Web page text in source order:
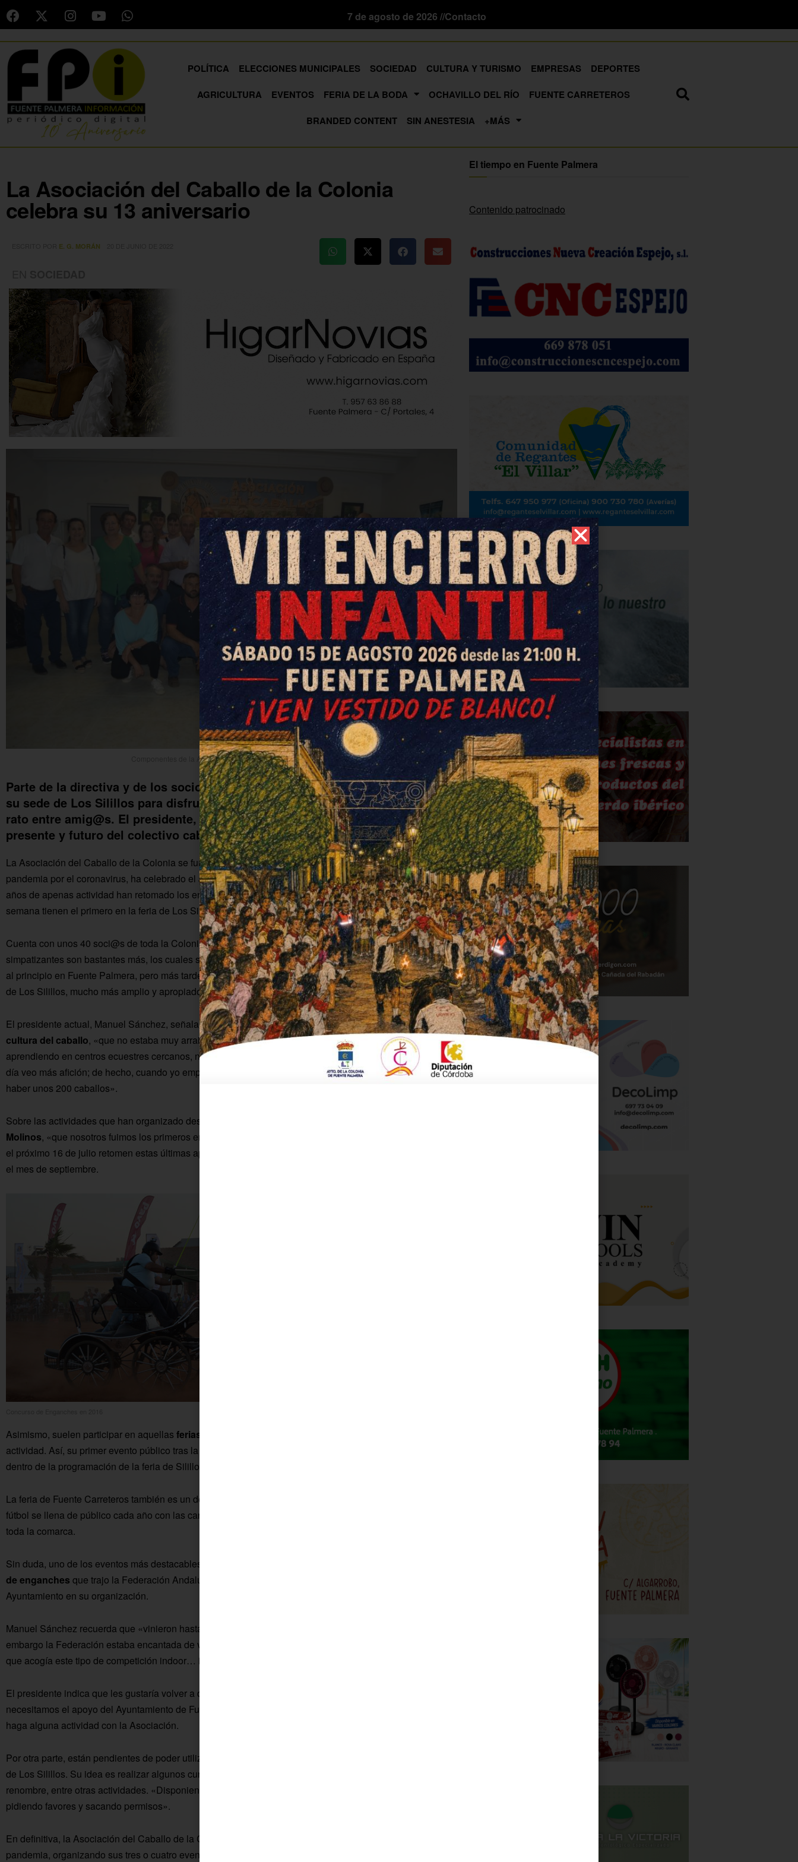
7 de agosto de 2026 //Contacto
POLÍTICA ELECCIONES MUNICIPALES SOCIEDAD CULTURA Y TURISMO EMPRESAS
DEPORTES
AGRICULTURA
EVENTOS FERIA DE LA BODA OCHAVILLO DEL RÍO
FUENTE CARRETEROS
BRANDED CONTENT
SIN ANESTESIA +MÁS
La Asociación del Caballo de la Colonia
celebra su 13 aniversario
E. G. MORÁN
Componentes de la Asociación del Caballo, durante el evento
Parte de la directiva y de los socios y socias se reunieron el pasado sábado en
su sede de Los Silillos para disfrutar de unos aperitivos y compartir un buen
rato entre amig@s. El presidente, Manuel Sánchez, nos habló del pasado,
presente y futuro del colectivo caballista.
La Asociación del Caballo de la Colonia se fundó en 2009 y cada año, a excepción del período de
pandemia por el coronavirus, ha celebrado el aniversario con una comida o perol para l@s socios. Tras dos
años de apenas actividad han retomado los encuentros y asambleas. Y en cuanto a los eventos, este fin de
semana tienen el primero en la feria de Los Silillos.
Cuenta con unos 40 soci@s de toda la Colonia y una directiva formada por nueve miembros, aunque los
simpatizantes son bastantes más, los cuales suelen participar también en las actividades. La sede se ubicó
al principio en Fuente Palmera, pero más tarde consiguieron un espacio en el Centro Cívico José Chamizo
de Los Silillos, mucho más amplio y apropiado para sus necesidades.
El presidente actual, Manuel Sánchez, señala que el objetivo desde el primer momento fuefomentar la
cultura del caballo, «que no estaba muy arraigada en la Colonia; ahora por suerte hay muchos niñ@s
aprendiendo en centros ecuestres cercanos, nosotros también aportamos un poco en este sentido y cada
día veo más afición; de hecho, cuando yo empecé con los caballos, en la Colonia había 20 y ahora puede
haber unos 200 caballos».
Sobre las actividades que han organizado desde el inicio de la asociación, destacan la
Molinos, «que nosotros fuimos los primeros en hacerla», y las
el próximo 16 de julio retomen estas últimas aprovechando que hay luna llena, dejando una segunda para
el mes de septiembre.
Asimismo, suelen participar en aquellas ferias de la Colonia
actividad. Así, su primer evento público tras la pandemia va a ser una carrera de cintas el próximo sábado
dentro de la programación de la feria de Silillos.
La feria de Fuente Carreteros también es un destino habitual de la Asociación del Caballo. El campo de
fútbol se llena de público cada año con las carreras de cintas o las gymkanas, atrayendo a aficionados de
toda la comarca.
Sin duda, uno de los eventos más destacables en los últimos años fueron las dos ediciones del
de enganches que trajo la Federación Andaluza a Fuente Palmera, colaborando la Asociación y el
Ayuntamiento en su organización.
Manuel Sánchez recuerda que «vinieron hasta tres campeones de España y luego se dejó de hacer; sin
embargo la Federación estaba encantada de venir aquí… éramos el único pueblo pequeño de Andalucía
que acogía este tipo de competición indoor… incluso querían traer la final al siguiente año».
El presidente indica que les gustaría volver a disfrutar de un evento de este calibre, «para lo que
necesitamos el apoyo del Ayuntamiento de Fuente Palmera». Igualmente, espera que para la Feria Real se
haga alguna actividad con la Asociación.
Por otra parte, están pendientes de poder utilizar una
de Los Silillos. Su idea es realizar algunos cursos de formación con la participación de algún jinete de
renombre, entre otras actividades. «Disponiendo de este espacio no tendríamos que estar buscando otro ni
pidiendo favores y sacando permisos».
En definitiva, la Asociación del Caballo de la Colonia está ilusionada en volver a su rutina habitual tras la
pandemia, organizando sus tres o cuatro eventos anuales y participando en las ferias donde se les solicite,
El tiempo en Fuente Palmera
Contenido patrocinado